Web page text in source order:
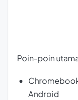
Poin-poin
Android